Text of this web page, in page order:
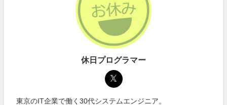
休日プログラマー
東京のIT企業で働く30代システムエンジニア。